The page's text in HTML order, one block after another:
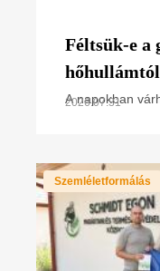
Féltsük-e a
A napokban
2026.07.31
Szemléletformálás